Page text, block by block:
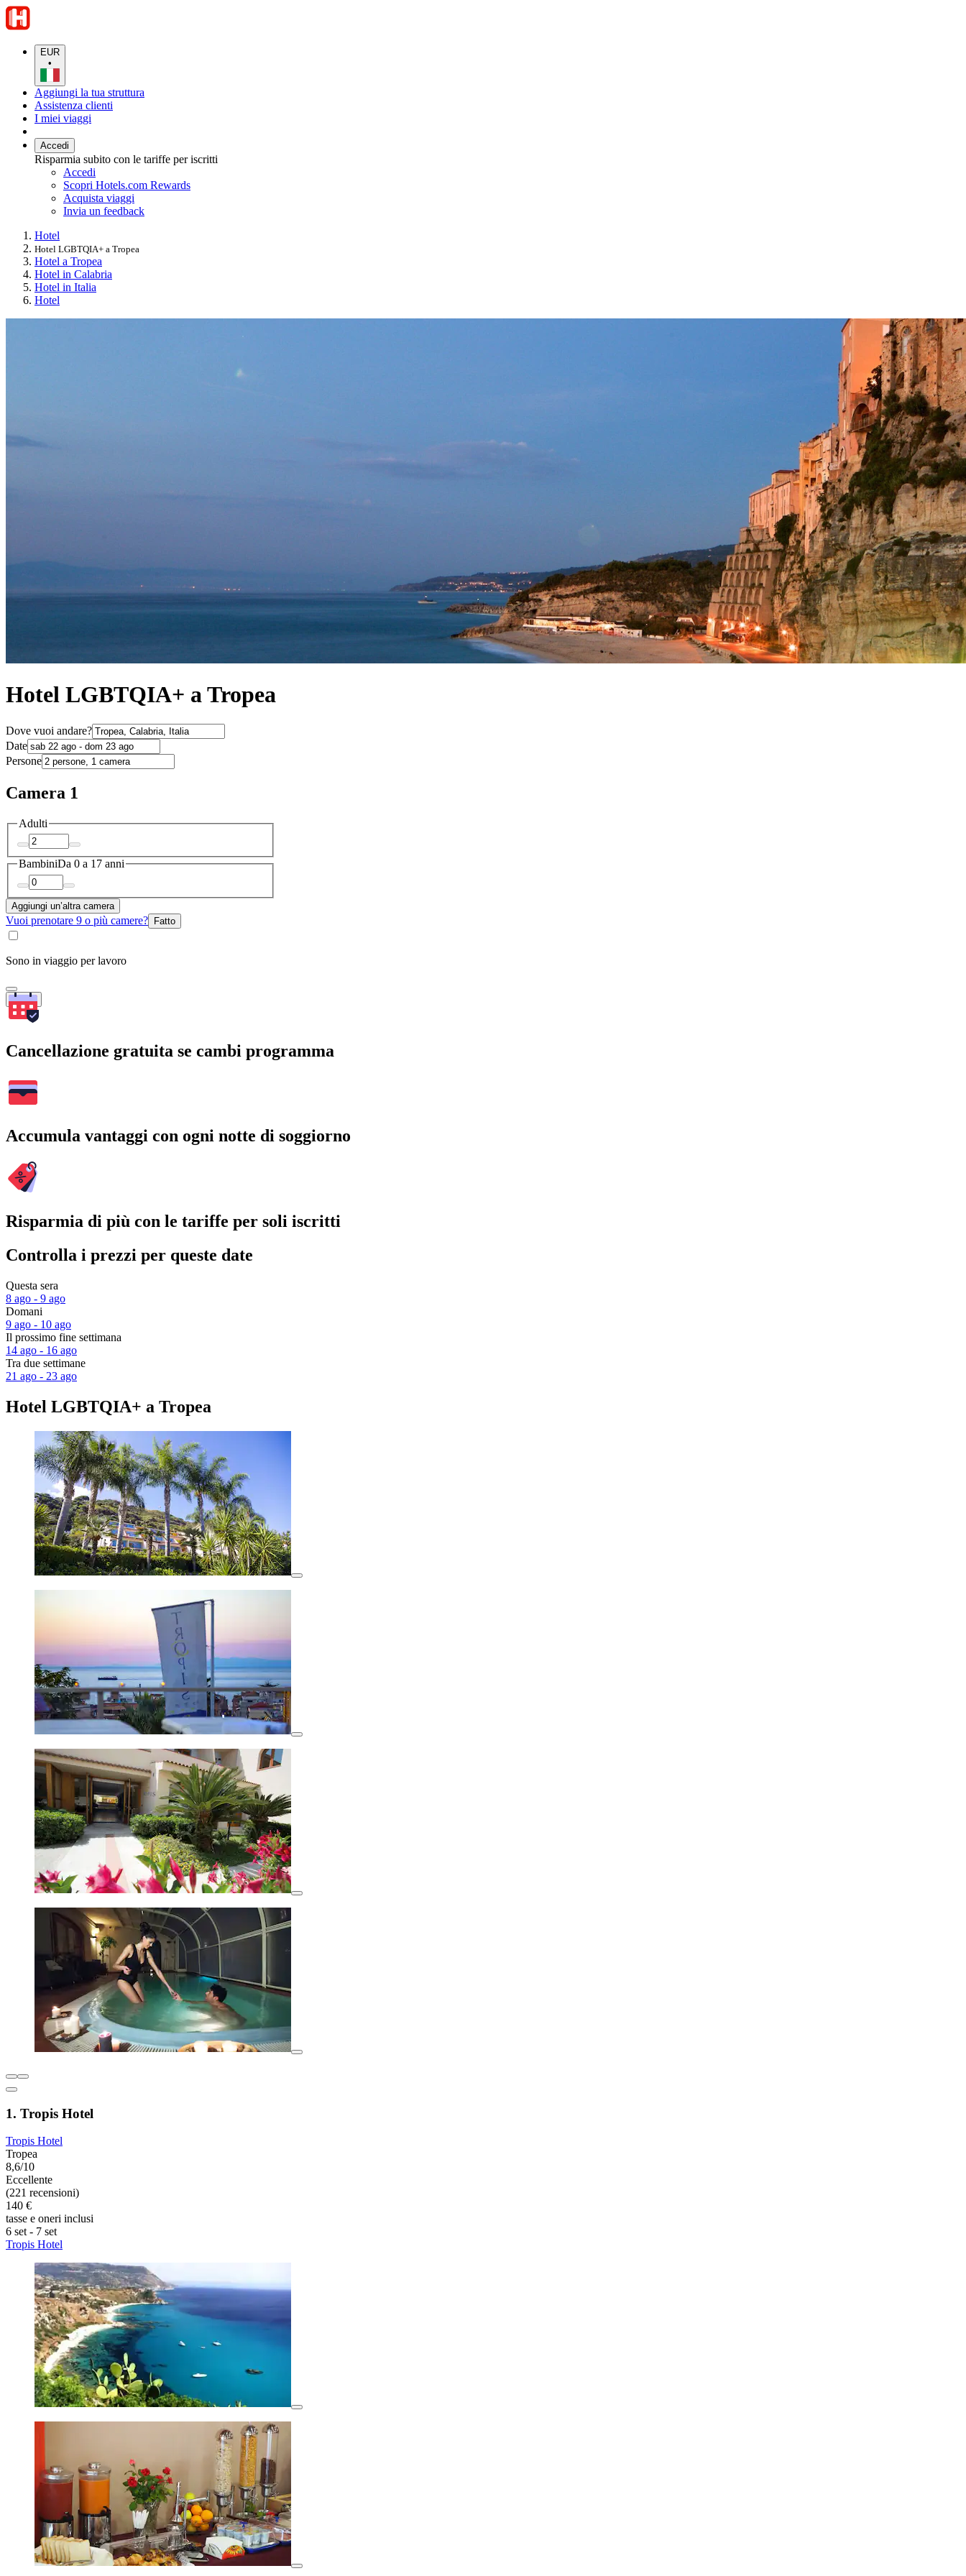
EUR
•
Aggiungi la tua struttura
Assistenza clienti
I miei viaggi
Accedi
Risparmia subito con le tariffe per iscritti
Accedi
Scopri Hotels.com Rewards
Acquista viaggi
Invia un feedback
Hotel
Hotel LGBTQIA+ a Tropea
Hotel a Tropea
Hotel in Calabria
Hotel in Italia
Hotel
Hotel LGBTQIA+ a Tropea
Dove vuoi andare?
Date
Persone
Camera 1
Adulti
BambiniDa 0 a 17 anni
Aggiungi un’altra camera
Vuoi prenotare 9 o più camere? Fatto
Sono in viaggio per lavoro
Cerca
Cancellazione gratuita se cambi programma
Accumula vantaggi con ogni notte di soggiorno
Risparmia di più con le tariffe per soli iscritti
Controlla i prezzi per queste date
Questa sera
8 ago - 9 ago
Domani
9 ago - 10 ago
Il prossimo fine settimana
14 ago - 16 ago
Tra due settimane
21 ago - 23 ago
Hotel LGBTQIA+ a Tropea
1. Tropis Hotel
Tropis Hotel
Tropea
8,6/10
Eccellente
(221 recensioni)
140 €
tasse e oneri inclusi
6 set - 7 set
Tropis Hotel